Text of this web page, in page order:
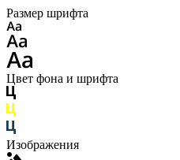
Размер шрифта
Цвет фона и шрифта
Изображения